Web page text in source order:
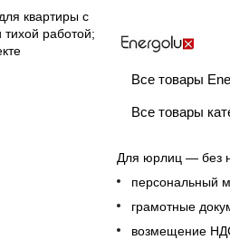
квартиры с
работой;
Все товары
Все товары
Для юрлиц — без
персональный
грамотные
возмещение